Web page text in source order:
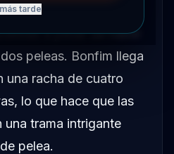
Gabriel Bonfim como
a pesar de haber
peleas. Bonfim llega
una racha de cuatro
lo que hace que las
una trama intrigante
pelea.
tarde